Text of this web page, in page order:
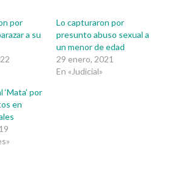
por
a su
Lo capturaron por
presunto abuso sexual a
un menor de edad
29 enero, 2021
En «Judicial»
por
en